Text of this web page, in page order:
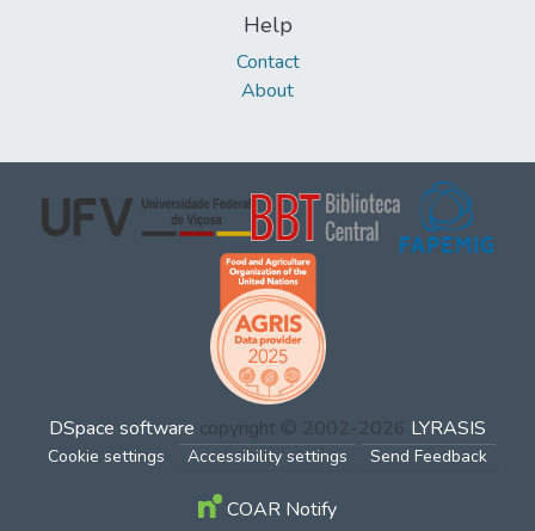
Help
Contact
About
DSpace software copyright © 2002-2026 LYRASIS
Cookie settings Accessibility settings Send Feedback
COAR Notify